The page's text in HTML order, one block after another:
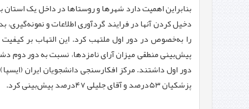
بنابراین اهمیت دارد شهرها و روستاها در داخل یک
دخیل کردن آنها در فرایند گردآوری اطلاعات و
را به‌خصوص در دور اول ملتهب کرد. این التهاب بر
پیش‌بینی منطقی میزان آرای نامزدها، نسبت به دور دوم
پزشکیان ۵۳درصد و آقای جلیلی ۴۷درصد پیش‌بینی کرد.